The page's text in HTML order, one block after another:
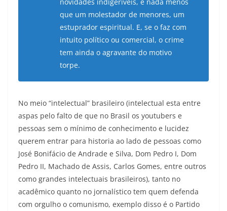
que um molestador de menores, um
estuprador espiritual. E, se o faz com
intuito político ou comercial, o crime
tem ainda o agravante do motivo
torpe.
No meio “intelectual” brasileiro (intelectual esta entre
aspas pelo falto de que no Brasil os youtubers e
pessoas sem o mínimo de conhecimento e lucidez
querem entrar para historia ao lado de pessoas como
José Bonifácio de Andrade e Silva, Dom Pedro I, Dom
Pedro II, Machado de Assis, Carlos Gomes, entre outros
como grandes intelectuais brasileiros), tanto no
acadêmico quanto no jornalístico tem quem defenda
com orgulho o comunismo, exemplo disso é o Partido